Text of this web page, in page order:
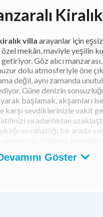
villa arayanlar için
mekân, maviyle yeşilin
Göz alıcı
dolu atmosferiyle öne
değil, aynı zamanda
Güne denizin
başlamak, akşamları
karşı sevdiklerinizle vakit
sıradanlıktan
ve rahatlığı bir arada
atacağınız bu
Göster